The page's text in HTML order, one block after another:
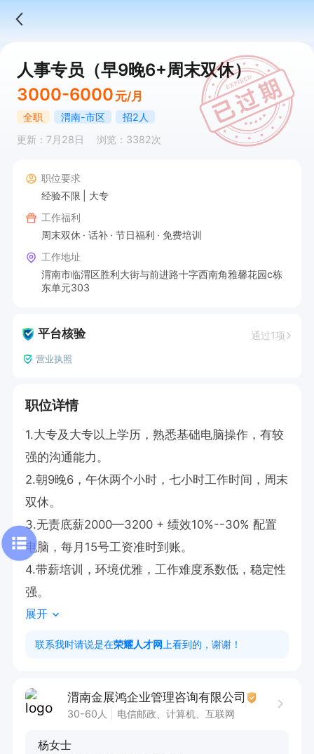
人事专员（早9晚6+周末双休）
3000-6000 元/月
全职 渭南-市区
招2人
更新：7月28日
浏览：3382次
职位要求
经验不限
大专
工作福利
周末双休
话补 节日福利
免费培训
工作地址
渭南市临渭区胜利大街与前进路十字西南角雅馨花园c栋
东单元303
平台核验 通过1项
营业执照
职位详情
1.大专及大专以上学历，熟悉基础电脑操作，有较
强的沟通能力。
2.朝9晚6，午休两个小时，七小时工作时间，周末
双休。
3.无责底薪2000—3200 + 绩效10%--30% 配置
电脑，每月15号工资准时到账。
4.带薪培训，环境优雅，工作难度系数低，稳定性
强。
展开
联系我时请说是在荣耀人才网 上看到的，谢谢！
渭南金展鸿企业管理咨询有限公司
30-60人 电信邮政、计算机、互联网
杨女士